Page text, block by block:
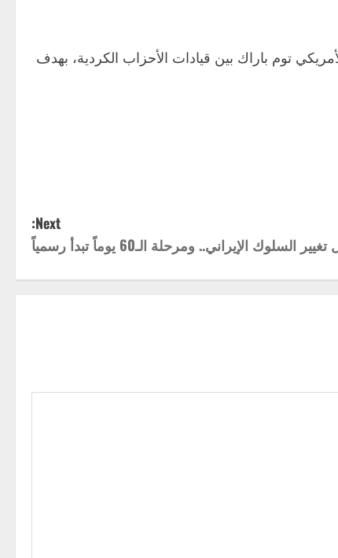
توم باراك بين قيادات الأحزاب الكردية، بهدف
Next:
الإيراني.. ومرحلة الـ60 يوماً تبدأ رسمياً